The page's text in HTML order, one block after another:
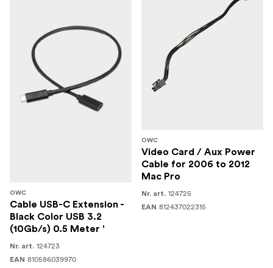
OWC
Cable USB-C Extension -
Black Color USB 3.2
(10Gb/s) 0.5 Meter '
Nr. art. 124723
EAN 810586039970
OWC
Video Card / Aux Power
Cable for 2006 to 2012
Mac Pro
Nr. art. 124725
EAN 812437022315